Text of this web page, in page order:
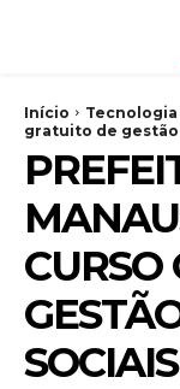
Início Tecnologia
gratuito de
CURSO
SOCIAIS